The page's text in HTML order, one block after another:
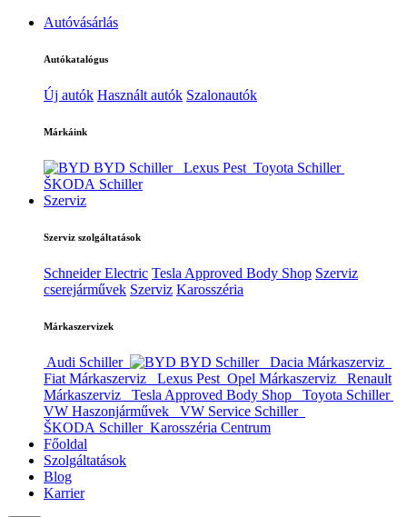
Autóvásárlás
Autókatalógus
Új autók Használt autók Szalonautók
Márkáink
BYD Schiller Lexus Pest Toyota Schiller
ŠKODA Schiller
Szerviz
Szerviz szolgáltatások
Schneider Electric Tesla Approved Body Shop Szerviz
cserejárművek Szerviz Karosszéria
Márkaszervizek
Audi Schiller BYD Schiller
Dacia Márkaszerviz
Fiat Márkaszerviz
Lexus Pest Opel Márkaszerviz
Renault
Márkaszerviz
Tesla Approved Body Shop
Toyota Schiller
VW Haszonjárművek
VW Service Schiller
ŠKODA Schiller Karosszéria Centrum
Főoldal
Szolgáltatások
Blog
Karrier